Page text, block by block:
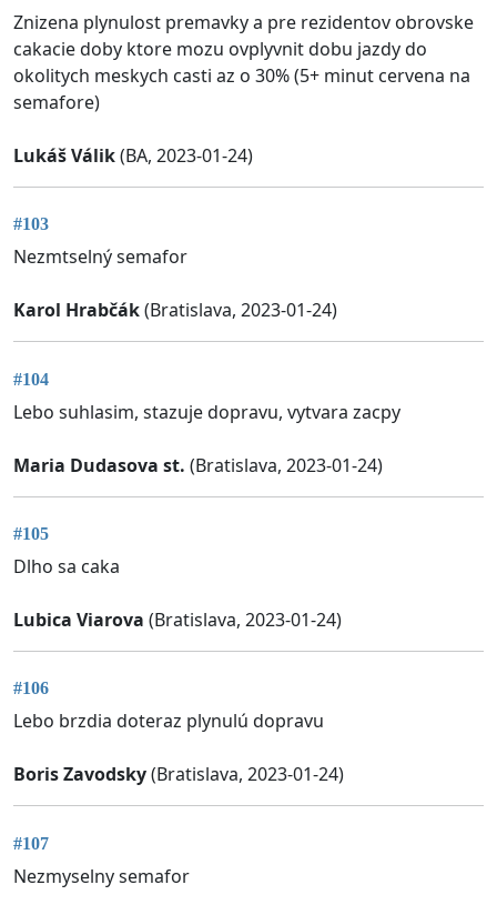
Znizena plynulost premavky a pre rezidentov obrovske
cakacie doby ktore mozu ovplyvnit dobu jazdy do
okolitych meskych casti az o 30% (5+ minut cervena na
semafore)
Lukáš Válik(BA, 2023-01-24)
#103
Nezmtselný semafor
Karol Hrabčák(Bratislava, 2023-01-24)
#104
Lebo suhlasim, stazuje dopravu, vytvara zacpy
Maria Dudasova st. (Bratislava, 2023-01-24)
#105
Dlho sa caka
Lubica Viarova (Bratislava, 2023-01-24)
#106
Lebo brzdia doteraz plynulú dopravu
Boris Zavodsky(Bratislava, 2023-01-24)
#107
Nezmyselny semafor